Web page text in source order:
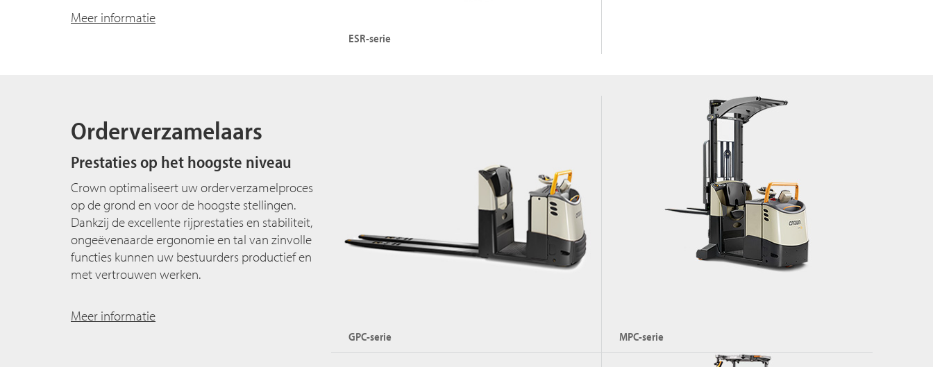
Meer informatie
ESR-serie
Orderverzamelaars
Prestaties op het hoogste niveau
Crown optimaliseert uw orderverzamelproces
op de grond en voor de hoogste stellingen.
Dankzij de excellente rijprestaties en stabiliteit,
ongeëvenaarde ergonomie en tal van zinvolle
functies kunnen uw bestuurders productief en
met vertrouwen werken.
Meer informatie
GPC-serie MPC-serie